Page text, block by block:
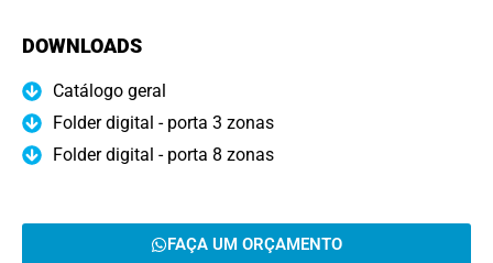
DOWNLOADS
Catálogo geral
Folder digital - porta 3 zonas
Folder digital - porta 8 zonas
FAÇA UM ORÇAMENTO